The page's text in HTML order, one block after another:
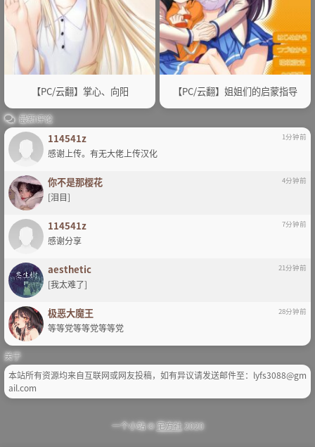
【PC/云翻】掌心、向阳 【PC/云翻】姐姐们的启蒙指导
最新评论
114541z 1分钟前
感谢上传。有无大佬上传汉化
你不是那樱花 4分钟前
[泪目]
114541z 7分钟前
感谢分享
aesthetic 21分钟前
[我太难了]
极恶大魔王 28分钟前
等等党等等党等等党
关于
本站所有资源均来自互联网或网友投稿，如有异议请发送邮件至：lyfs3088@gm
ail.com
一个小站 ©宅方社2020